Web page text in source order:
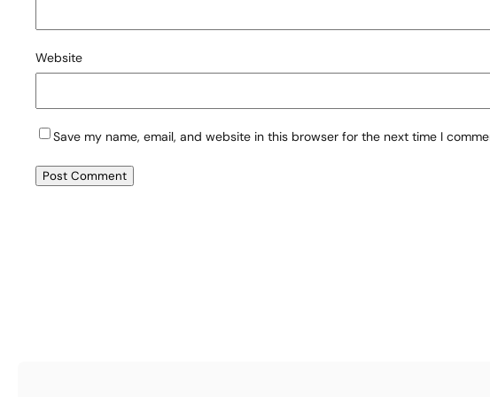
Website
Save my name, email, and website in this browser for the next time I